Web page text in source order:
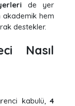
de yer
akademik hem
destekler.
Nasıl
kabulü,4